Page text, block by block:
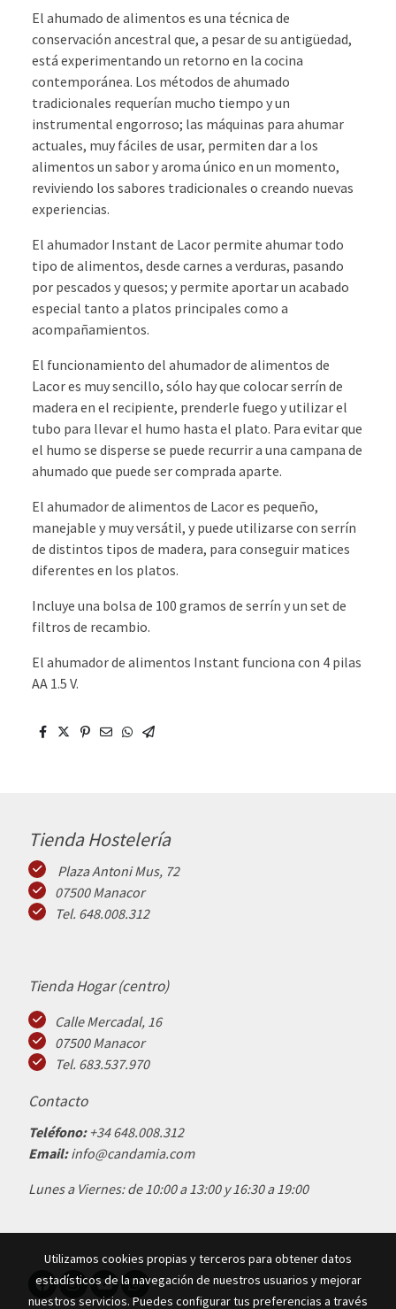
El ahumado de alimentos es una técnica de
conservación ancestral que, a pesar de su antigüedad,
está experimentando un retorno en la cocina
contemporánea. Los métodos de ahumado
tradicionales requerían mucho tiempo y un
instrumental engorroso; las máquinas para ahumar
actuales, muy fáciles de usar, permiten dar a los
alimentos un sabor y aroma único en un momento,
reviviendo los sabores tradicionales o creando nuevas
experiencias.
El ahumador Instant de Lacor permite ahumar todo
tipo de alimentos, desde carnes a verduras, pasando
por pescados y quesos; y permite aportar un acabado
especial tanto a platos principales como a
acompañamientos.
El funcionamiento del ahumador de alimentos de
Lacor es muy sencillo, sólo hay que colocar serrín de
madera en el recipiente, prenderle fuego y utilizar el
tubo para llevar el humo hasta el plato. Para evitar que
el humo se disperse se puede recurrir a una campana de
ahumado que puede ser comprada aparte.
El ahumador de alimentos de Lacor es pequeño,
manejable y muy versátil, y puede utilizarse con serrín
de distintos tipos de madera, para conseguir matices
diferentes en los platos.
Incluye una bolsa de 100 gramos de serrín y un set de
filtros de recambio.
El ahumador de alimentos Instant funciona con 4 pilas
AA 1.5 V.
Tienda Hostelería
Plaza Antoni Mus, 72
07500 Manacor
Tel. 648.008.312
Tienda Hogar (centro)
Calle Mercadal, 16
07500 Manacor
Tel. 683.537.970
Contacto
Teléfono: +34 648.008.312
Email:info@candamia.com
Lunes a Viernes: de 10:00 a 13:00 y 16:30 a 19:00
Utilizamos cookies propias y terceros para obtener datos
estadísticos de la navegación de nuestros usuarios y mejorar
nuestros servicios. Puedes configurar tus preferencias a través